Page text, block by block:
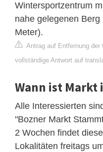
Wintersportzentrum
nahe gelegenen
Meter).
Antrag auf Entfernung der
vollständige Antwort auf
Wann ist
Alle Interessierten
"Bozner Markt
2 Wochen findet
Lokalitäten freitags